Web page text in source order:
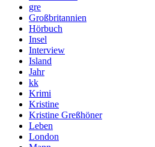
gre
Großbritannien
Hörbuch
Insel
Interview
Island
Jahr
kk
Krimi
Kristine
Kristine Greßhöner
Leben
London